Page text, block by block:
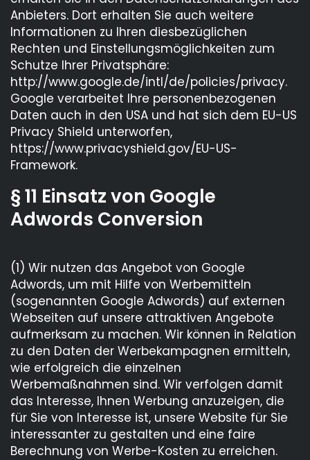
Anbieters. Dort erhalten Sie auch weitere
Informationen zu Ihren diesbezüglichen
Rechten und Einstellungsmöglichkeiten zum
Schutze Ihrer Privatsphäre:
http://www.google.de/intl/de/policies/privacy.
Google verarbeitet Ihre personenbezogenen
Daten auch in den USA und hat sich dem EU-US
Privacy Shield unterworfen,
https://www.privacyshield.gov/EU-US-
Framework.
§ 11 Einsatz von Google
Adwords Conversion
(1) Wir nutzen das Angebot von Google
Adwords, um mit Hilfe von Werbemitteln
(sogenannten Google Adwords) auf externen
Webseiten auf unsere attraktiven Angebote
aufmerksam zu machen. Wir können in Relation
zu den Daten der Werbekampagnen ermitteln,
wie erfolgreich die einzelnen
Werbemaßnahmen sind. Wir verfolgen damit
das Interesse, Ihnen Werbung anzuzeigen, die
für Sie von Interesse ist, unsere Website für Sie
interessanter zu gestalten und eine faire
Berechnung von Werbe-Kosten zu erreichen.